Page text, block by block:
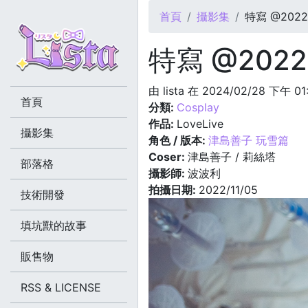
您在這裡
首頁 攝影集 特寫
特寫
由 lista 在 2024/02/28 下午
分類: Cosplay
作品: LoveLive
角色 / 版本: 津島善子 玩雪篇
Coser: 津島善子 / 莉絲塔
攝影師: 波波利
拍攝日期: 2022/11/05
首頁
攝影集
部落格
技術開發
填坑獸的故事
販售物
RSS & LICENSE